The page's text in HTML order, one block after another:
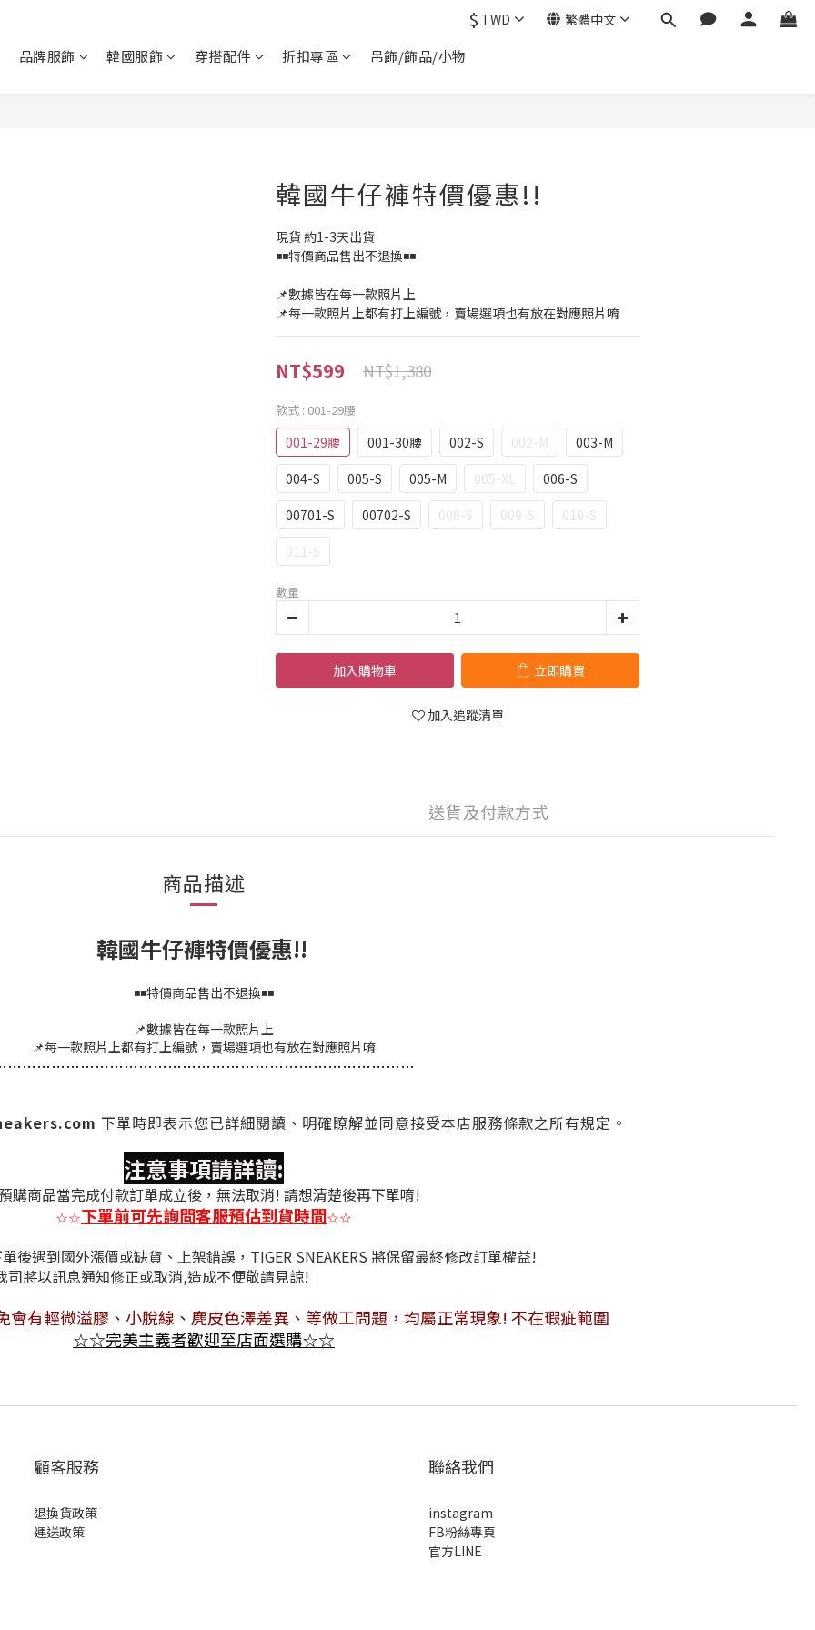
$ TWD 繁體中文
品牌服飾 韓國服飾 穿搭配件 折扣專區 吊飾/飾品/小物
韓國牛仔褲特價優惠!!
現貨 約1-3天出貨
◾◾特價商品售出不退換◾◾
📌數據皆在每一款照片上
📌每一款照片上都有打上編號，賣場選項也有放在對應照片唷
NT$599 NT$1,380
款式 : 001-29腰
001-29腰 001-30腰 002-S 002-M
003-M
004-S
005-S 005-M 005-XL
006-S
00701-S
00702-S 008-S 009-S
010-S
011-S
數量
加入購物車 立即購買
加入追蹤清單
送貨及付款方式
商品描述
韓國牛仔褲特價優惠!!
◾◾特價商品售出不退換◾◾
📌數據皆在每一款照片上
📌每一款照片上都有打上編號，賣場選項也有放在對應照片唷
…………………………………………………………………………
下單時即表示您已詳細閱讀、明確瞭解並同意接受本店服務條款之所有規定。
注意事項請詳讀:
購商品當完成付款訂單成立後，無法取消! 請想清楚後再下單唷!
☆☆下單前可先詢問客服預估到貨時間☆☆
後遇到國外漲價或缺貨、上架錯誤，TIGER SNEAKERS 將保留最終修改訂單權益!
，我司將以訊息通知修正或取消,造成不便敬請見諒!
會有輕微溢膠、小脫線、麂皮色澤差異 、等做工問題，均屬正常現象! 不在瑕疵範圍
☆☆完美主義者歡迎至店面選購☆☆
顧客服務
退換貨政策
運送政策
聯絡我們
instagram
FB粉絲專頁
官方LINE